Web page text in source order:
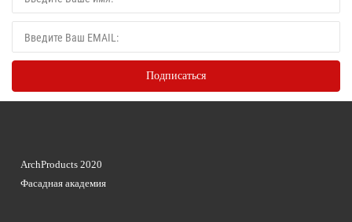
ArchProducts 2020
Фасадная академия